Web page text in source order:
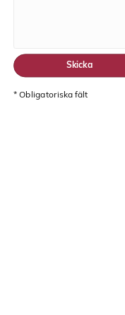
* Obligatoriska fält